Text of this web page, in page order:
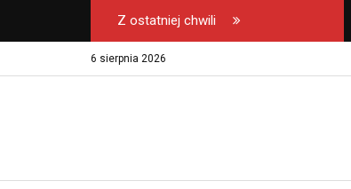
Z ostatniej chwili
Wyłączny dystrybutor kos Emel w Polsce -
6 sierpnia 2026